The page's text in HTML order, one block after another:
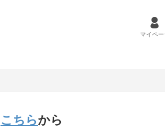
マイペー
こちらから